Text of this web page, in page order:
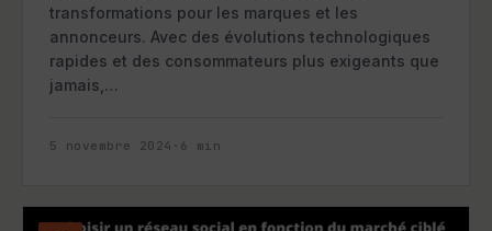
transformations pour les marques et les
annonceurs. Avec des évolutions technologiques
rapides et des consommateurs plus exigeants que
jamais,…
5 novembre 2024 · 6 min